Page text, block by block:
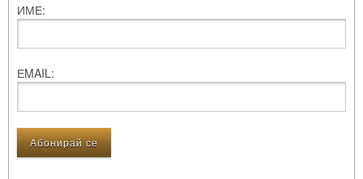
ИМЕ:
ЕMAIL: